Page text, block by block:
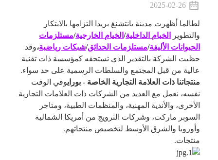
2025-02-26
لطالما أظهرت مدينة يانتشنغ بريدا التزامها بالابتكار
والتطوير
الخيام الداخلية/الخيام الخارجية/مستلزمات
الحيوانات الأليفة/مستلزمات الحدائق/شبكات رياضية،وقد
حظيت الشركة بالتقدير الذي تستحقه كمؤسسة ذات تقنية
عالية من قبل المجتمع والسلطات الرسمية على حد سواء.
منتجاتنا ذات العلامة التجارية الخاصة - بورايوفي الوقت
نفسه، نعمل مع العديد من الشركات ذات العلامات التجارية
الأخرى، والأندية المهنية، والمنظمات الطبية، ومتاجر
السوبر ماركت، وشركات الترويج من أمريكا الشمالية
وأوروبا والشرق الأوسط لتخصيص منتجاتهم.
منتجات.